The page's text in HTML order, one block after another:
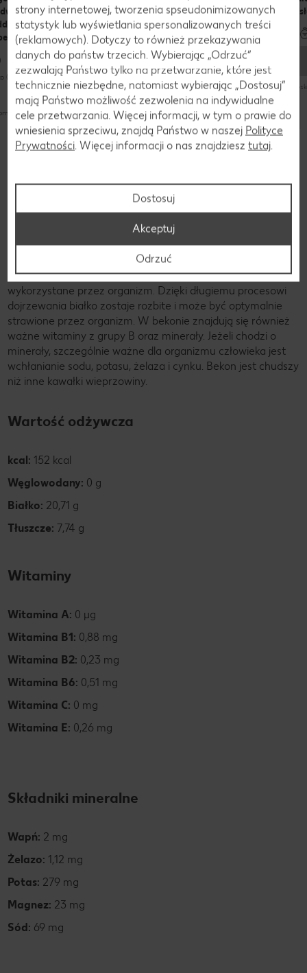
i
(do 30 minut)
bekonowymi
zajmuje trochę czasu (do 60 minut)
nieskomplikowany
śliwkami i chipsami z
bekonu
zajmuje trochę czasu (do 60 minut)
nieskomplikowany
w
Poznaj więcej przepisów
Składniki
Składniki bekonu
Bekon zawiera białko, które może być optymalnie
wykorzystane przez organizm. Dzięki długiemu procesowi
dojrzewania białko zostaje rozbite i może być optymalnie
strawione przez organizm. W bekonie znajdują się również
ważne witaminy z grupy B oraz minerały. Jeżeli chodzi o
minerały, szczególnie ważne dla organizmu człowieka jest
wchłanianie sodu, potasu, żelaza i cynku. Bekon jest chudszy
niż inne kawałki wieprzowiny.
Wartość odżywcza
kcal: 152 kcal
Węglowodany: 0 g
Białko: 20,71 g
Tłuszcze: 7,74 g
Witaminy
Witamina A: 0 µg
Witamina B1: 0,88 mg
Witamina B2: 0,23 mg
Witamina B6: 0,51 mg
Witamina C: 0 mg
Witamina E: 0,26 mg
Składniki mineralne
Wapń: 2 mg
Żelazo: 1,12 mg
Potas: 279 mg
Magnez: 23 mg
Sód: 69 mg
strony internetowej, tworzenia spseudonimizowanych
statystyk lub wyświetlania spersonalizowanych treści
(reklamowych). Dotyczy to również przekazywania
danych do państw trzecich. Wybierając „Odrzuć“
zezwalają Państwo tylko na przetwarzanie, które jest
technicznie niezbędne, natomiast wybierając „Dostosuj”
mają Państwo możliwość zezwolenia na indywidualne
cele przetwarzania. Więcej informacji, w tym o prawie do
wniesienia sprzeciwu, znajdą Państwo w naszej Polityce
Prywatności. Więcej informacji o nas znajdziesz tutaj.
Dostosuj
Odrzuć
Akceptuj